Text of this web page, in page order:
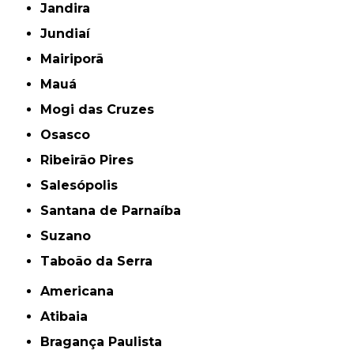
Jandira
Jundiaí
Mairiporã
Mauá
Mogi das Cruzes
Osasco
Ribeirão Pires
Salesópolis
Santana de Parnaíba
Suzano
Taboão da Serra
Americana
Atibaia
Bragança Paulista